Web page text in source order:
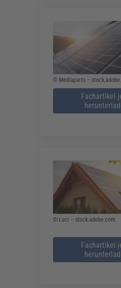
© Mediaparts –
Fachartikel
© Luci – stock.adobe.com
Fachartikel